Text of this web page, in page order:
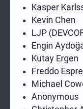
Kasper
Kevin Chen
LJP
Engin
Kutay Ergen
Freddo
Michael
Anonymous